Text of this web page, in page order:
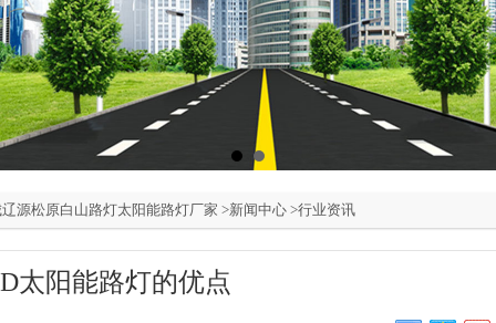
源松原白山路灯太阳能路灯厂家 >新闻中心 >行业资讯
太阳能路灯的优点